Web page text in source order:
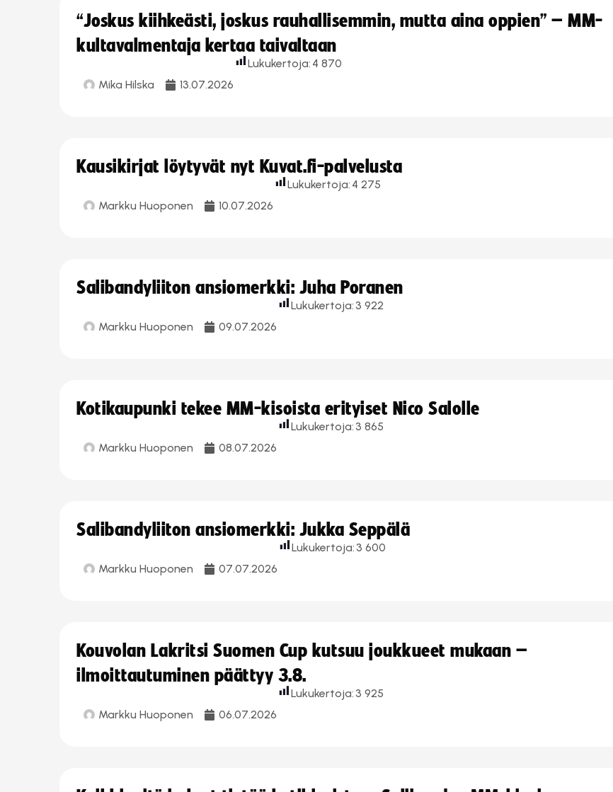
“Joskus kiihkeästi, joskus rauhallisemmin, mutta aina oppien” – MM-
kultavalmentaja kertaa taivaltaan
Mika Hilska 13.07.2026
Lukukertoja: 4 870
Kausikirjat löytyvät nyt Kuvat.fi-palvelusta
Markku Huoponen 10.07.2026
Lukukertoja: 4 275
Salibandyliiton ansiomerkki: Juha Poranen
Markku Huoponen 09.07.2026
Lukukertoja: 3 922
Kotikaupunki tekee MM-kisoista erityiset Nico Salolle
Markku Huoponen 08.07.2026
Lukukertoja: 3 865
Salibandyliiton ansiomerkki: Jukka Seppälä
Markku Huoponen 07.07.2026
Lukukertoja: 3 600
Kouvolan Lakritsi Suomen Cup kutsuu joukkueet mukaan –
ilmoittautuminen päättyy 3.8.
Markku Huoponen 06.07.2026
Lukukertoja: 3 925